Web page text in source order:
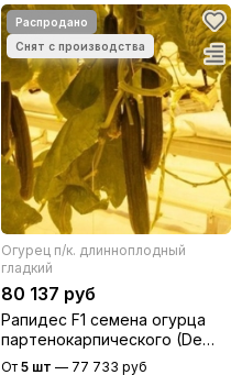
Огурец п/к. длинноплодный
гладкий
80 137 руб
Рапидес F1 семена огурца
партенокарпического (De
Ruiter Seeds / Де Ройтер
От 5 шт — 77 733 руб